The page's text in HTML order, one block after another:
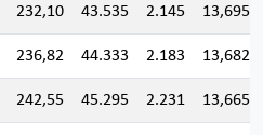
232,10 43.535 2.145 13,695
236,82 44.333 2.183 13,682
242,55 45.295 2.231 13,665